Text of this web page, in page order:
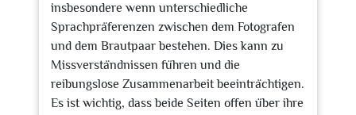
insbesondere wenn unterschiedliche
Sprachpräferenzen zwischen dem Fotografen
und dem Brautpaar bestehen. Dies kann zu
Missverständnissen führen und die
reibungslose Zusammenarbeit beeinträchtigen.
Es ist wichtig, dass beide Seiten offen über ihre